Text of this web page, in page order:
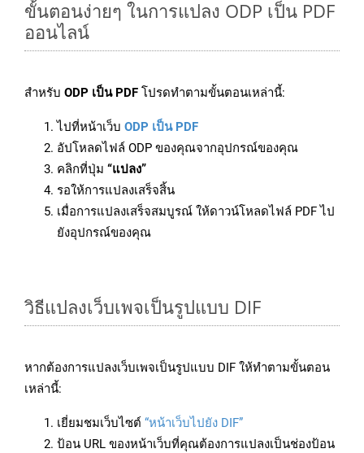
ขั้นตอนง่ายๆ ในการแปลง ODP เป็น PDF
ออนไลน์
สำหรับ ODP เป็น PDF โปรดทำตามขั้นตอนเหล่านี้:
ไปที่หน้าเว็บ ODP เป็น PDF
อัปโหลดไฟล์ ODP ของคุณจากอุปกรณ์ของคุณ
คลิกที่ปุ่ม “แปลง”
รอให้การแปลงเสร็จสิ้น
เมื่อการแปลงเสร็จสมบูรณ์ ให้ดาวน์โหลดไฟล์ PDF ไป
ยังอุปกรณ์ของคุณ
วิธีแปลงเว็บเพจเป็นรูปแบบ DIF
หากต้องการแปลงเว็บเพจเป็นรูปแบบ DIF ให้ทำตามขั้นตอน
เหล่านี้:
เยี่ยมชมเว็บไซต์ “หน้าเว็บไปยัง DIF”
ป้อน URL ของหน้าเว็บที่คุณต้องการแปลงเป็นช่องป้อน